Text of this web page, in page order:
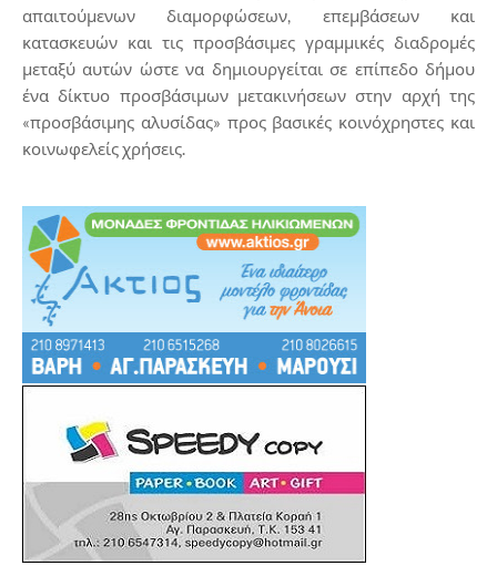
απαιτούμενων διαμορφώσεων, επεμβάσεων και
κατασκευών και τις προσβάσιμες γραμμικές διαδρομές
μεταξύ αυτών ώστε να δημιουργείται σε επίπεδο δήμου
ένα δίκτυο προσβάσιμων μετακινήσεων στην αρχή της
«προσβάσιμης αλυσίδας» προς βασικές κοινόχρηστες και
κοινωφελείς χρήσεις.